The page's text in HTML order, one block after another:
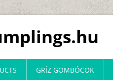
GRÍZ GOMBÓCOK